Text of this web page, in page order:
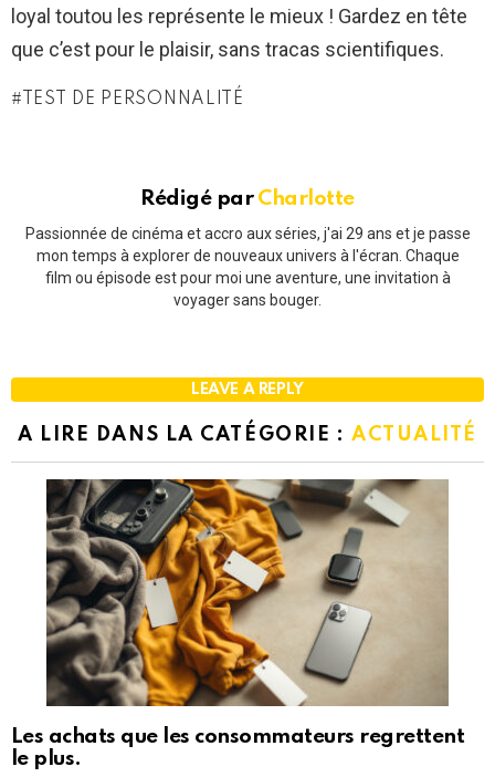
loyal toutou les représente le mieux ! Gardez en tête
que c’est pour le plaisir, sans tracas scientifiques.
TEST DE PERSONNALITÉ
Rédigé par Charlotte
Passionnée de cinéma et accro aux séries, j'ai 29 ans et je passe
mon temps à explorer de nouveaux univers à l'écran. Chaque
film ou épisode est pour moi une aventure, une invitation à
voyager sans bouger.
LEAVE A REPLY
A LIRE DANS LA CATÉGORIE : ACTUALITÉ
Les achats que les consommateurs regrettent
le plus.